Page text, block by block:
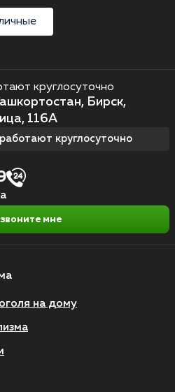
на дому
круглосуточно
Бирск,
116А
круглосуточно
мне